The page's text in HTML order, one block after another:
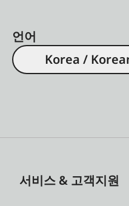
언어
Korea /
서비스 & 고객지원